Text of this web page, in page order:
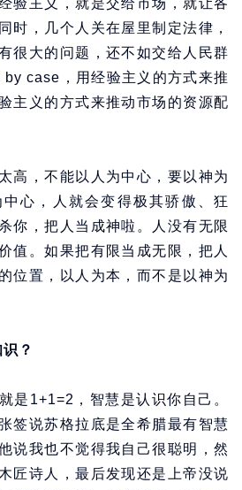
验主义，就是交给市场，就让各
时，几个人关在屋里制定法律，
很大的问题，还不如交给人民群
case，用经验主义的方式来推
主义的方式来推动市场的资源配
高，不能以人为中心，要以神为
心，人就会变得极其骄傲、狂
你，把人当成神啦。人没有无限
值。如果把有限当成无限，把人
位置，以人为本，而不是以神为
？
是1+1=2，智慧是认识你自己。
签说苏格拉底是全希腊最有智慧
说我也不觉得我自己很聪明，然
匠诗人，最后发现还是上帝没说